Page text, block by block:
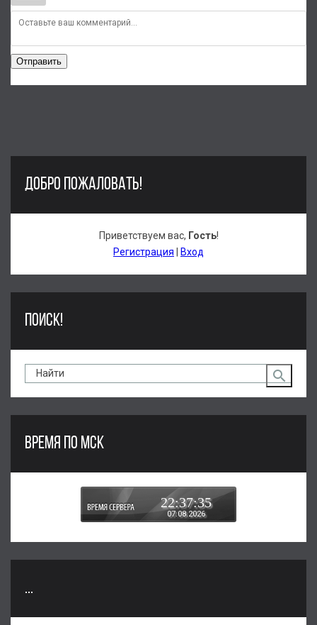
Отправить
ДОБРО ПОЖАЛОВАТЬ!
Приветствуем вас, Гость!
Регистрация
Вход
ПОИСК!
ВРЕМЯ ПО МСК
22:37:35
07.08.2026
...